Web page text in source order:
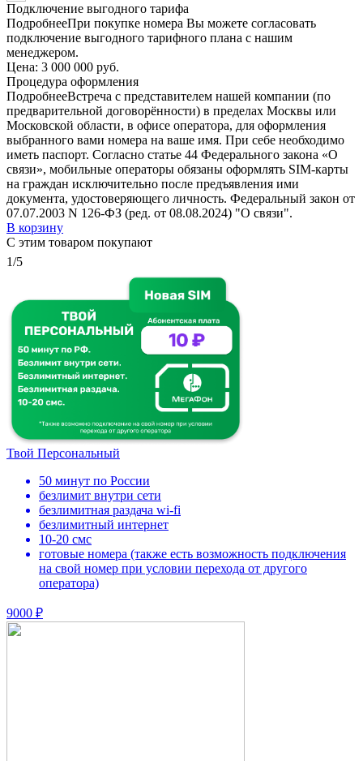
Подключение выгодного тарифа
ПодробнееПри покупке номера Вы можете согласовать
подключение выгодного тарифного плана с нашим
менеджером.
Цена: 3 000 000 руб.
Процедура оформления
ПодробнееВстреча с представителем нашей компании (по
предварительной договорённости) в пределах Москвы или
Московской области, в офисе оператора, для оформления
выбранного вами номера на ваше имя. При себе необходимо
иметь паспорт. Согласно статье 44 Федерального закона «О
связи», мобильные операторы обязаны оформлять SIM-карты
на граждан исключительно после предъявления ими
документа, удостоверяющего личность. Федеральный закон от
07.07.2003 N 126-ФЗ (ред. от 08.08.2024) "О связи".
В корзину
С этим товаром покупают
1/5
Твой Персональный
50 минут по России
безлимит внутри сети
безлимитная раздача wi-fi
безлимитный интернет
10-20 смс
готовые номера (также есть возможность подключения
на свой номер при условии перехода от другого
оператора)
9000 ₽